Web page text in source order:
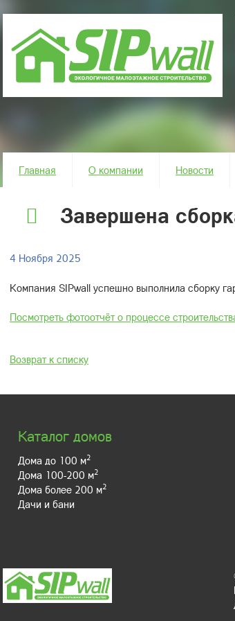
Главная О компании Новости
Завершена
4 Ноября 2025
Компания SIPwall успешно выполнила сборку
Посмотреть фотоотчёт о процессе
Возврат к списку
Каталог домов
Дома до 100 м2
Дома 100-200 м2
Дома более 200 м2
Дачи и бани